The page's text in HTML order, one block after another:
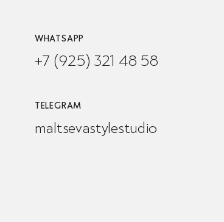
WHATSAPP
+7 (925) 321 48 58
TELEGRAM
maltsevastylestudio